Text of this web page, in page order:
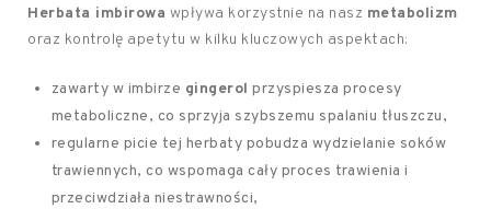
Herbata imbirowa wpływa korzystnie na nasz metabolizm
oraz kontrolę apetytu w kilku kluczowych aspektach:
zawarty w imbirze gingerol przyspiesza procesy
metaboliczne, co sprzyja szybszemu spalaniu tłuszczu,
regularne picie tej herbaty pobudza wydzielanie soków
trawiennych, co wspomaga cały proces trawienia i
przeciwdziała niestrawności,